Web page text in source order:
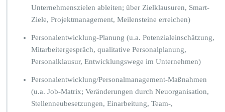
Unternehmenszielen ableiten; über Zielklausuren, Smart-
Ziele, Projektmanagement, Meilensteine erreichen)
Personalentwicklung-Planung (u.a. Potenzialeinschätzung,
Mitarbeitergespräch, qualitative Personalplanung,
Personalklausur, Entwicklungswege im Unternehmen)
Personalentwicklung/Personalmanagement-Maßnahmen
(u.a. Job-Matrix; Veränderungen durch Neuorganisation,
Stellenneubesetzungen, Einarbeitung, Team-,